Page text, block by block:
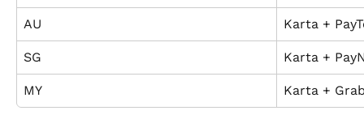
AU Karta +
SG Karta +
MY Karta +